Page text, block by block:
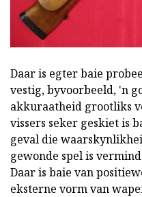
Daar is egter baie
vestig, byvoorbeeld, 'n
akkuraatheid grootliks
vissers seker geskiet is
geval die
gewonde spel is
Daar is baie van
eksterne vorm van